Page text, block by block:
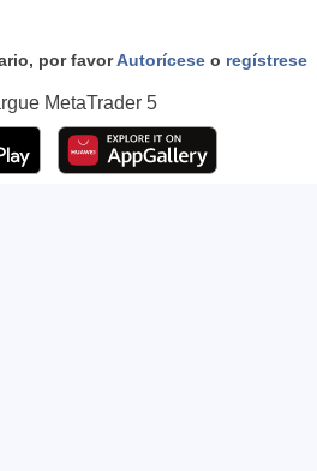
por favorAutorícese o regístrese
MetaTrader 5